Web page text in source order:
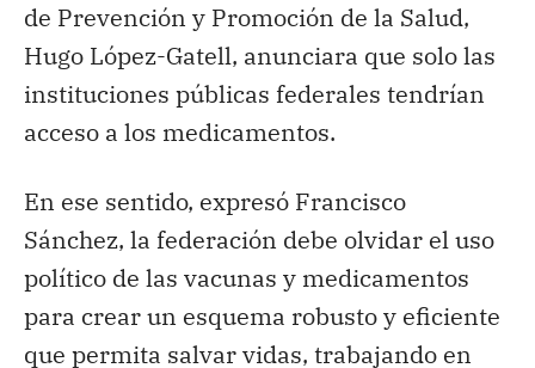
de Prevención y Promoción de la Salud,
Hugo López-Gatell, anunciara que solo las
instituciones públicas federales tendrían
acceso a los medicamentos.
En ese sentido, expresó Francisco
Sánchez, la federación debe olvidar el uso
político de las vacunas y medicamentos
para crear un esquema robusto y eficiente
que permita salvar vidas, trabajando en